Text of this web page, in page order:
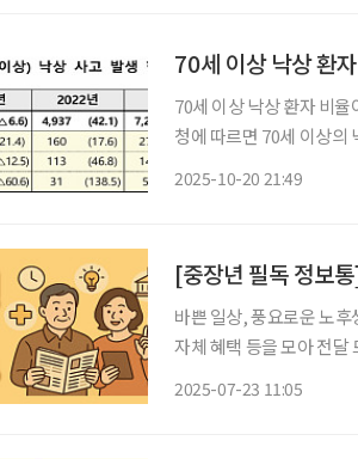
70세 이상 낙상 환
70세 이상 낙상 환자 비율이
청에 따르면 70세 이상의
2025-10-20 21:49
바쁜 일상, 풍요로운 노
자체 혜택 등을 모아 전달 드립니다 ◆ 청년·중장년 상생채용 '서
2025-07-23 11:05